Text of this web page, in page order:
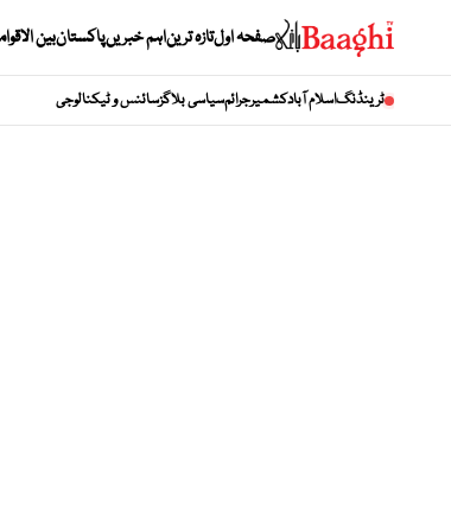
صفحہ اولتازہ تریناہم خبریںپاکستانبین
ٹرینڈنگاسلام آبادکشمیرجرائمسیاسی بلاگزسائنس و ٹیکنالوجی